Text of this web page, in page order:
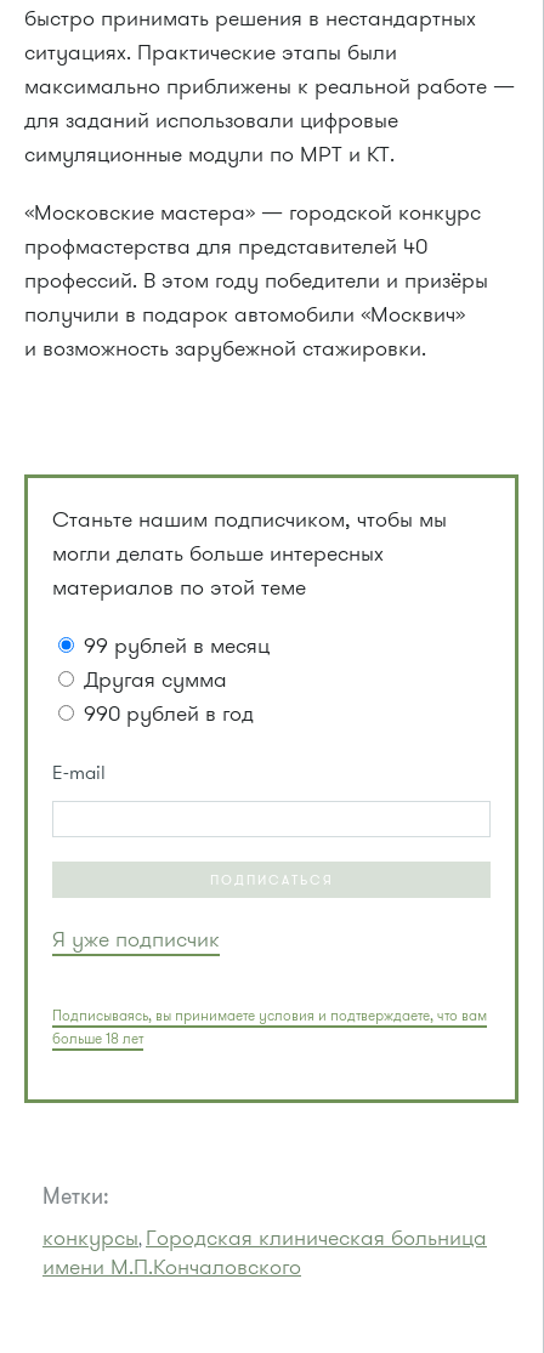
быстро принимать решения в нестандартных
ситуациях. Практические этапы были
максимально приближены к реальной работе —
для заданий использовали цифровые
симуляционные модули по МРТ и КТ.
«Московские мастера» — городской конкурс
профмастерства для представителей 40
профессий. В этом году победители и призёры
получили в подарок автомобили «Москвич»
и возможность зарубежной стажировки.
Станьте нашим подписчиком, чтобы мы
могли делать больше интересных
материалов по этой теме
99 рублей в месяц
Другая сумма
990 рублей в год
E-mail
ПОДПИСАТЬСЯ
Я уже подписчик
Подписываясь, вы принимаете условия и подтверждаете, что вам
больше 18 лет
Метки:
конкурсы, Городская клиническая больница
имени М.П.Кончаловского